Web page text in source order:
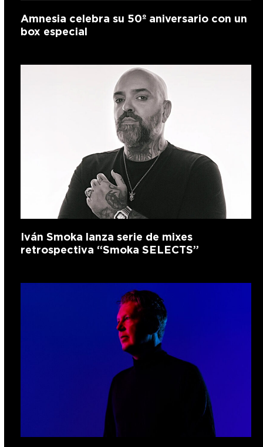
Amnesia celebra su 50º aniversario con un
box especial
Iván Smoka lanza serie de mixes
retrospectiva “Smoka SELECTS”